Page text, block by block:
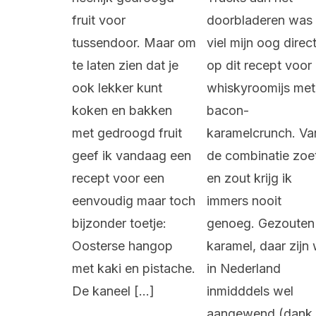
fruit voor
tussendoor. Maar om
te laten zien dat je
ook lekker kunt
koken en bakken
met gedroogd fruit
geef ik vandaag een
recept voor een
eenvoudig maar toch
bijzonder toetje:
Oosterse hangop
met kaki en pistache.
De kaneel […]
doorbladeren was
viel mijn oog direct
op dit recept voor
whiskyroomijs met
bacon-
karamelcrunch.
de combinatie
en zout krijg ik
immers nooit
genoeg. Gezouten
karamel, daar zijn
in Nederland
inmidddels wel